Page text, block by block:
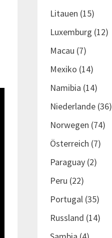
Litauen (15)
Luxemburg (12)
Macau (7)
Mexiko (14)
Namibia (14)
Niederlande(36)
Norwegen (74)
Österreich (7)
Paraguay(2)
Peru (22)
Portugal(35)
Russland (14)